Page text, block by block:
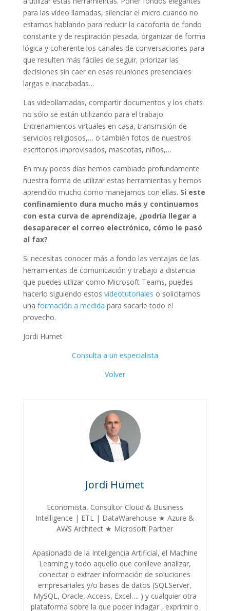
para las vídeo llamadas, silenciar el micro cuando no
estamos hablando para reducir la cacofonía de fondo
constante y de respiración pesada, organizar de forma
lógica y coherente los canales de conversaciones para
que resulten más fáciles de seguir, priorizar las
decisiones sin caer en esas reuniones presenciales
largas e inacabadas…
Las videollamadas, compartir documentos y los chats
no sólo se están utilizando para el trabajo.
Entrenamientos virtuales en casa, transmisión de
servicios religiosos,… o también fotos de nuestros
escritorios improvisados, mascotas, niños,…
En muy pocos días hemos cambiado profundamente
nuestra forma de utilizar estas herramientas y hemos
aprendido mucho como manejarnos con ellas. Si este
confinamiento dura mucho más y continuamos
con esta curva de aprendizaje, ¿podría llegar a
desaparecer el correo electrónico, cómo le pasó
al fax?
Si necesitas conocer más a fondo las ventajas de las
herramientas de comunicación y trabajo a distancia
que puedes utlizar como Microsoft Teams, puedes
hacerlo siguiendo estos vídeotutoriales o solicitarnos
una formación a medida para sacarle todo el
provecho.
Jordi Humet
Consulta a un especialista
Volver
Jordi Humet
Economista, Consultor Cloud & Business
Intelligence | ETL | DataWarehouse ★ Azure &
AWS Architect ★ Microsoft Partner
Apasionado de la Inteligencia Artificial, el Machine
Learning y todo aquello que conlleve analizar,
conectar o extraer información de soluciones
empresariales y/o bases de datos (SQLServer,
MySQL, Oracle, Access, Excel…. ) y cualquier otra
plataforma sobre la que poder indagar , exprimir o